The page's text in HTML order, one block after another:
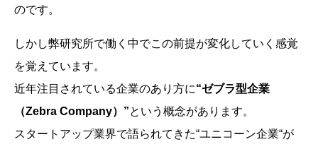
のです。
しかし弊研究所で働く中でこの前提が変化していく感覚
を覚えています。
近年注目されている企業のあり方に“ゼブラ型企業
（Zebra Company）”という概念があります。
スタートアップ業界で語られてきた“ユニコーン企業“が